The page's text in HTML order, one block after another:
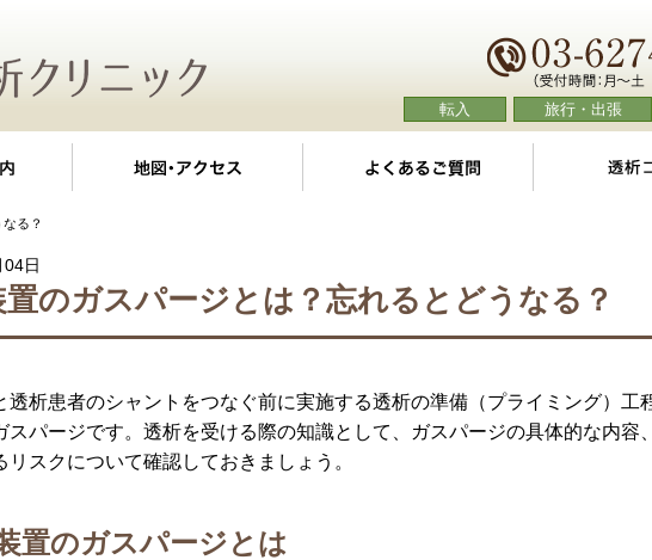
転入 旅行・出張
よくあるご質
る？
日
置のガスパージとは？忘れるとどうなる？
透析患者のシャントをつなぐ前に実施する透析の準備（プライミング）工
スパージです。透析を受ける際の知識として、ガスパージの具体的な内容
リスクについて確認しておきましょう。
置のガスパージとは